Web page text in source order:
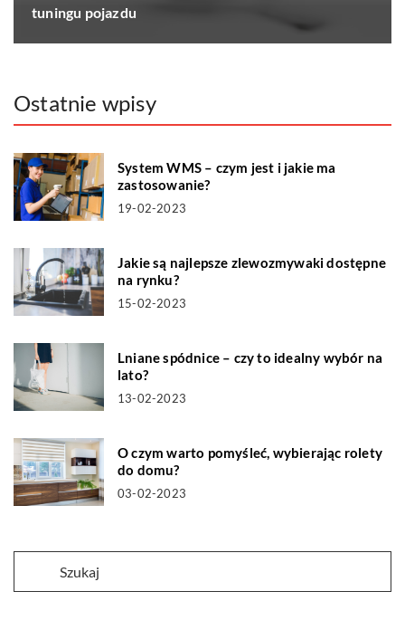
tuningu pojazdu
Ostatnie wpisy
System WMS – czym jest i jakie ma
zastosowanie?
19-02-2023
Jakie są najlepsze zlewozmywaki dostępne
na rynku?
15-02-2023
Lniane spódnice – czy to idealny wybór na
lato?
13-02-2023
O czym warto pomyśleć, wybierając rolety
do domu?
03-02-2023